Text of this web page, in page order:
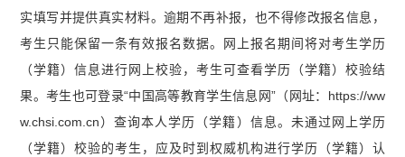
实填写并提供真实材料。逾期不再补报，也不得修改报名信息，
考生只能保留一条有效报名数据。网上报名期间将对考生学历
（学籍）信息进行网上校验，考生可查看学历（学籍）校验结
果。考生也可登录“中国高等教育学生信息网”（网址：https://ww
w.chsi.com.cn）查询本人学历（学籍）信息。未通过网上学历
（学籍）校验的考生，应及时到权威机构进行学历（学籍）认